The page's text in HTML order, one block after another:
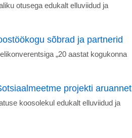
otusega edukalt elluviidud ja
sõbrad ja partnerid
„20 aastat kogukonna
projekti aruannet
koosolekul edukalt elluviidud ja